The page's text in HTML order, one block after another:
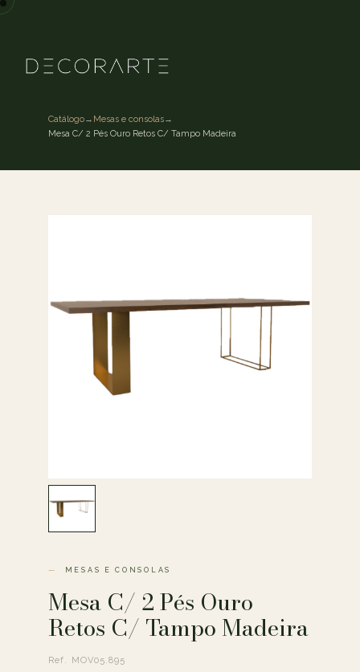
Catálogo→ Mesas e consolas→
Mesa C/ 2 Pés Ouro Retos C/ Tampo Madeira
MESAS E CONSOLAS
Mesa C/ 2 Pés Ouro
Retos C/ Tampo Madeira
Ref. MOV05.895